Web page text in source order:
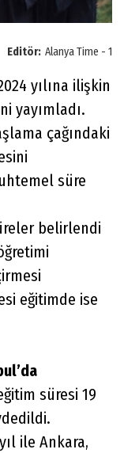
Editör: Alanya Time - 1
yılına ilişkin
yayımladı.
çağındaki
süre
belirlendi
eğitimde ise
süresi 19
ile Ankara,